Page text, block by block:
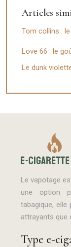
Articles
Tom collins :
Love 66 : le
Le dunk
Le vapotage
une option
tabagique, elle
attrayants que
Type e-